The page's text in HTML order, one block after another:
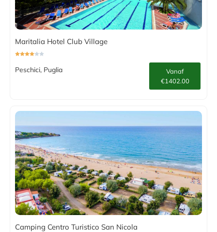
Maritalia Hotel Club Village
Peschici, Puglia
Vanaf
€1402.00
Camping Centro Turistico San Nicola